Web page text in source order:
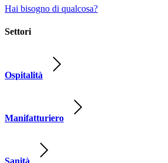
Hai bisogno di qualcosa?
Settori
Ospitalità
Manifatturiero